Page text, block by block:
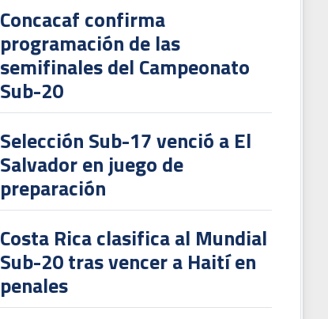
Concacaf confirma
programación de las
semifinales del Campeonato
Sub-20
Selección Sub-17 venció a El
Salvador en juego de
preparación
Costa Rica clasifica al Mundial
Sub-20 tras vencer a Haití en
penales